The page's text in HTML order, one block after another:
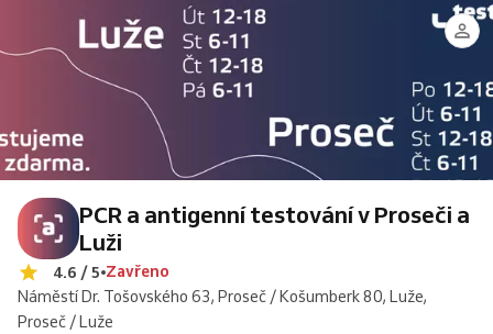
PCR a antigenní testování v Proseči a
Luži
4.6 / 5 Zavřeno
Náměstí Dr. Tošovského 63, Proseč / Košumberk 80, Luže,
Proseč / Luže
Proseč